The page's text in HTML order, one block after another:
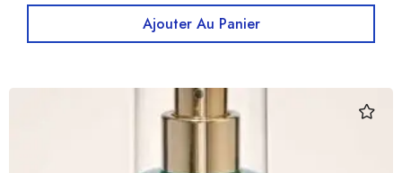
Ajouter Au Panier